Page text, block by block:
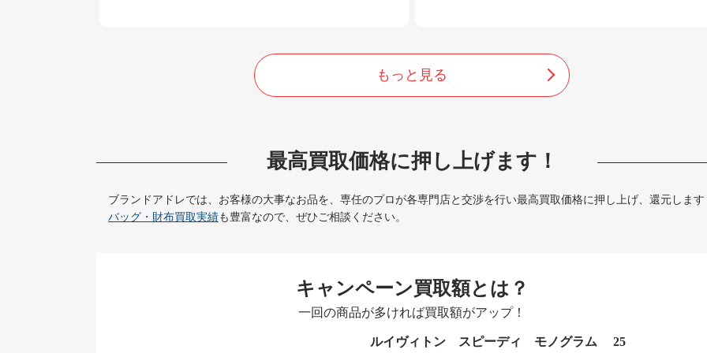
もっと見る
最高買取価格に押し上げます！
ブランドアドレでは、お客様の大事なお品を、専任のプロが各専門店と交渉を行い最高買取価格に押し上げ、還元します
バッグ・財布買取実績も豊富なので、ぜひご相談ください。
キャンペーン買取額とは？
一回の商品が多ければ買取額がアップ！
ルイヴィトン スピーディ モノグラム 25